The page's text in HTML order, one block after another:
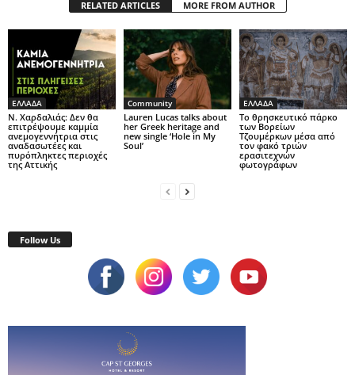
RELATED ARTICLES MORE FROM AUTHOR
ΕΛΛΑΔΑ
Ν. Χαρδαλιάς: Δεν θα
επιτρέψουμε καμμία
ανεμογεννήτρια στις
αναδασωτέες και
πυρόπληκτες περιοχές
της Αττικής
Community
Lauren Lucas talks about
her Greek heritage and
new single ‘Hole in My
Soul’
ΕΛΛΑΔΑ
Το θρησκευτικό πάρκο
των Βορείων
Τζουμέρκων μέσα από
τον φακό τριών
ερασιτεχνών
φωτογράφων
Follow Us